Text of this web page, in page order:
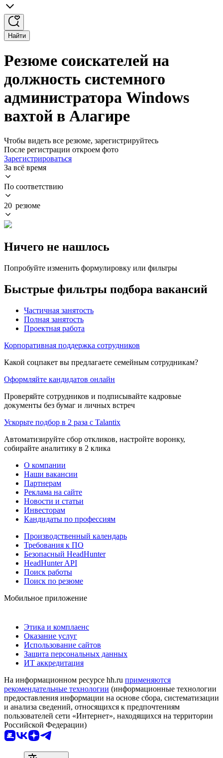
Найти
Резюме соискателей на
должность системного
администратора Windows
вахтой в Алагире
Чтобы видеть все резюме, зарегистрируйтесь
После регистрации откроем фото
Зарегистрироваться
За всё время
По соответствию
20 резюме
Ничего не нашлось
Попробуйте изменить формулировку или фильтры
Быстрые фильтры подбора вакансий
Частичная занятость
Полная занятость
Проектная работа
Корпоративная поддержка сотрудников
Какой соцпакет вы предлагаете семейным сотрудникам?
Оформляйте кандидатов онлайн
Проверяйте сотрудников и подписывайте кадровые
документы без бумаг и личных встреч
Ускорьте подбор в 2 раза с Talantix
Автоматизируйте сбор откликов, настройте воронку,
собирайте аналитику в 2 клика
О компании
Наши вакансии
Партнерам
Реклама на сайте
Новости и статьи
Инвесторам
Кандидаты по профессиям
Производственный календарь
Требования к ПО
Безопасный HeadHunter
HeadHunter API
Поиск работы
Поиск по резюме
Мобильное приложение
Этика и комплаенс
Оказание услуг
Использование сайтов
Защита персональных данных
ИТ аккредитация
На информационном ресурсе hh.ru применяются
рекомендательные технологии (информационные технологии
предоставления информации на основе сбора, систематизации
и анализа сведений, относящихся к предпочтениям
пользователей сети «Интернет», находящихся на территории
Российской Федерации)